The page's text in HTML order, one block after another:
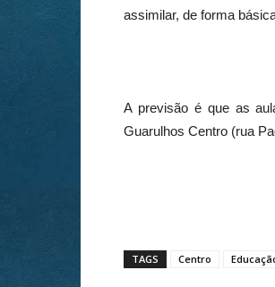
assimilar, de forma
A previsão é que as
Guarulhos Centro (rua
TAGS Centro